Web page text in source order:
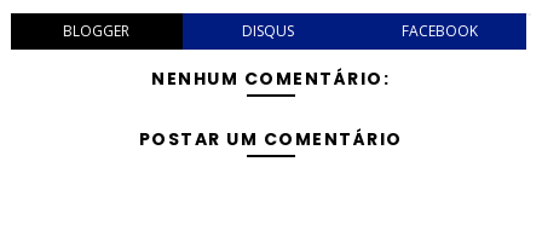
BLOGGER DISQUS FACEBOOK
NENHUM COMENTÁRIO:
POSTAR UM COMENTÁRIO